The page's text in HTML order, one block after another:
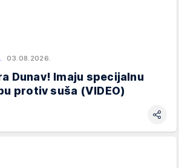
03.08.2026.
Dunav! Imaju specijalnu
protiv suša (VIDEO)